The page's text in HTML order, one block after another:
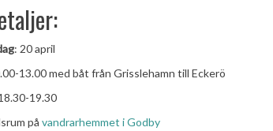
: 20 april
13.00 med båt från Grisslehamn till Eckerö
19.30
på vandrarhemmet i Godby